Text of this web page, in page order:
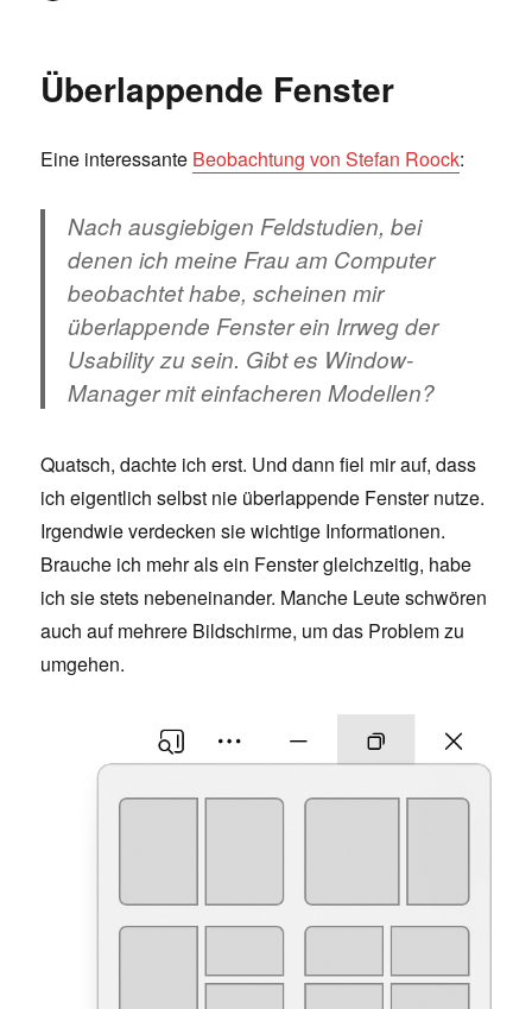
Überlappende Fenster
Eine interessante Beobachtung von Stefan Roock:
Nach ausgiebigen Feldstudien, bei
denen ich meine Frau am Computer
beobachtet habe, scheinen mir
überlappende Fenster ein Irrweg der
Usability zu sein. Gibt es Window-
Manager mit einfacheren Modellen?
Quatsch, dachte ich erst. Und dann fiel mir auf, dass
ich eigentlich selbst nie überlappende Fenster nutze.
Irgendwie verdecken sie wichtige Informationen.
Brauche ich mehr als ein Fenster gleichzeitig, habe
ich sie stets nebeneinander. Manche Leute schwören
auch auf mehrere Bildschirme, um das Problem zu
umgehen.